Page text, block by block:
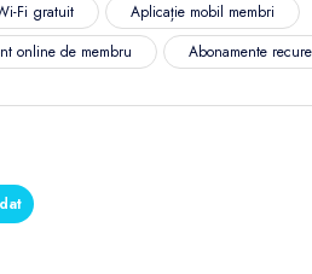
Fi gratuit
Aplicație mobil membri
online de membru Abonamente